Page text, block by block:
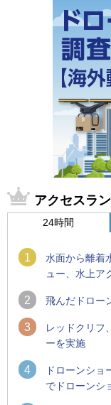
アクセスラ
24時間
1
水面から離着
ュー、水上ア
2 飛んだドロー
3
レッドクリフ
ーを実施
4
ドローンショ
でドローンシ